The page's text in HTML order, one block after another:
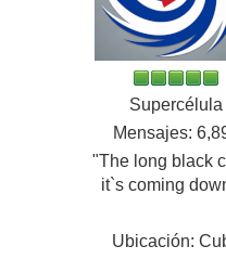
Supercélula
Mensajes:
"The long black
it`s coming
Ubicación: